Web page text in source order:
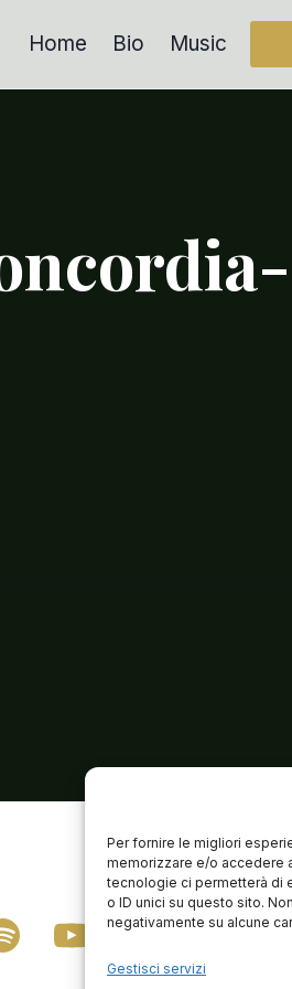
Per fornire le migliori
memorizzare e/o accedere
tecnologie ci permetterà di
o ID unici su questo sito.
negativamente su alcune
Gestisci servizi
Home Bio Music